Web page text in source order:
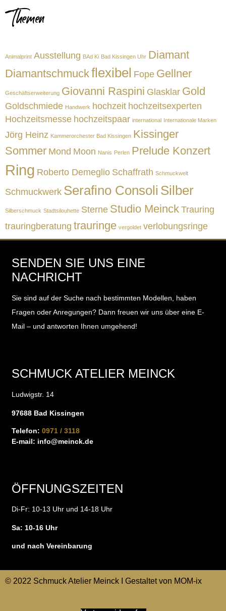
Themen
Animalprint Ausstellung BAd Ki Bad Kissingen Uhr Diamant
Diamantschmuckflexibel Fope Gellner
Geschäftserweiterung Giovanni Raspini Glasklar Gold
Goldschmiede Handwerk hochzeit hochzeitsexperten
Hochzeitsmesse hochzeitspaar international Internationale Marken
Jörg Heinz Kammerorchester Bad Kissingen Kissinger
Sommer Mond Moon Nanis Perlen Prelude Konzert
Ring Roberto Demeglio Schaffrath Schmuckwelt
Schmuckwerk Serafino Consoli Silber
Silberschmuck Stadtsilouhette Sterne Studio Meinck Trauring
trauringberatung trauringe vergoldet verlobungsringe
SENDEN SIE UNS EINE
NACHRICHT
Sie sind auf der Suche nach bestimmten Modellen, haben
Fragen oder Anregungen? Dann freuen wir uns über eine E-
Mail – und antworten Ihnen umgehend!
SCHMUCK ATELIER MEINCK
Ludwigstr. 14
97688 Bad Kissingen
Telefon: 0971 / 3118
E-mail: info@meinck.de
ÖFFNUNGSZEITEN
Di-Fr: 10-13 Uhr und 14-18 Uhr
Sa: 10-16 Uhr
und nach Vereinbarung
© 2022 Schmuck Atelier Meinck I Gestaltet von MOM-ix